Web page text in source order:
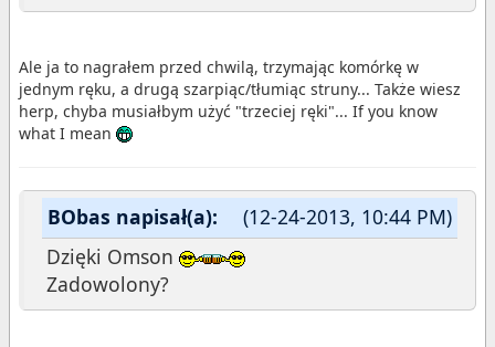
Ale ja to nagrałem przed chwilą, trzymając komórkę w
jednym ręku, a drugą szarpiąc/tłumiąc struny... Także wiesz
herp, chyba musiałbym użyć "trzeciej ręki"... If you know
what I mean
(12-24-2013, 10:44 PM)
BObas napisał(a):
Dzięki Omson
Zadowolony?